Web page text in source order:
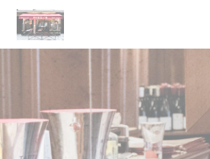
Personalizzazione delle tue scelte sui cookie